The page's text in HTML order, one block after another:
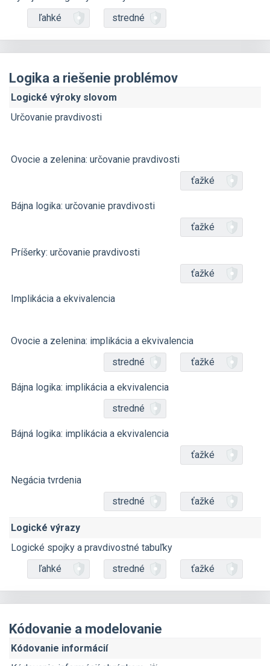
ľahké
stredné
Logika a riešenie problémov
Logické výroky slovom
Určovanie pravdivosti
Ovocie a zelenina: určovanie pravdivosti
ťažké
Bájna logika: určovanie pravdivosti
ťažké
Príšerky: určovanie pravdivosti
ťažké
Implikácia a ekvivalencia
Ovocie a zelenina: implikácia a ekvivalencia
stredné
ťažké
Bájna logika: implikácia a ekvivalencia
stredné
Bájná logika: implikácia a ekvivalencia
ťažké
Negácia tvrdenia
stredné
ťažké
Logické výrazy
Logické spojky a pravdivostné tabuľky
ľahké
stredné ťažké
Kódovanie a modelovanie
Kódovanie informácií